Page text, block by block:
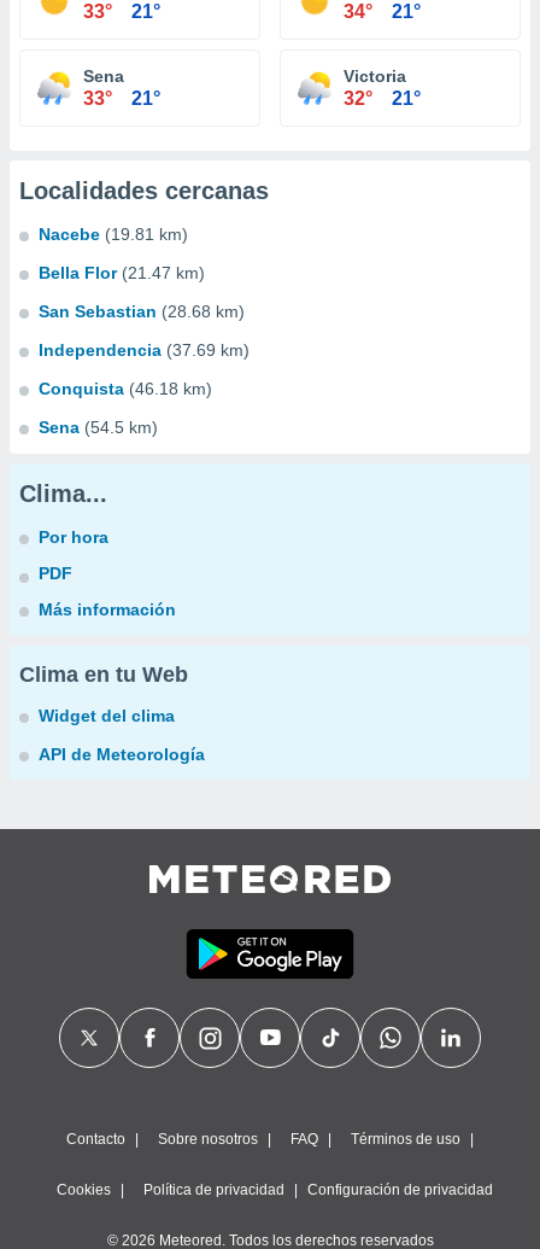
33° 21° 34° 21°
Sena
33° 21°
Victoria
32° 21°
Localidades cercanas
Nacebe (19.81 km)
Bella Flor (21.47 km)
San Sebastian (28.68 km)
Independencia (37.69 km)
Conquista (46.18 km)
Sena (54.5 km)
Clima...
Por hora
PDF
Más información
Clima en tu Web
Widget del clima
API de Meteorología
Contacto Sobre nosotros FAQ Términos de uso
Cookies Política de privacidad Configuración de privacidad
© 2026 Meteored. Todos los derechos reservados